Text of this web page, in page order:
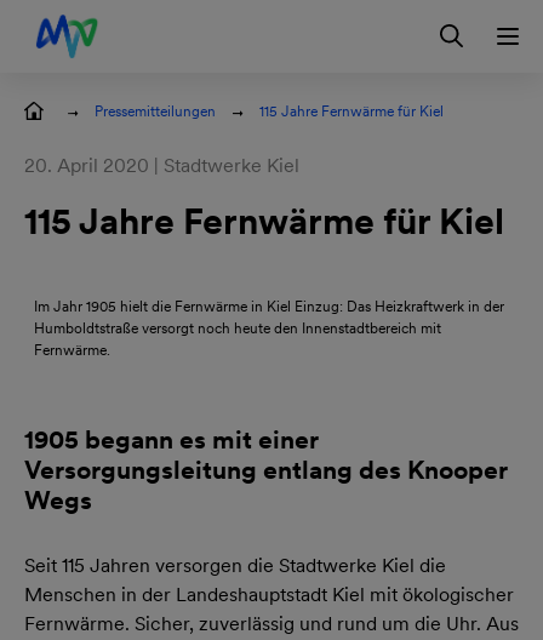
Zur Hauptnavigation springen
Zum Hauptinhalt springen
Zur Footernavigation springen
Kontakt EN Login
Pressemitteilungen 115 Jahre Fernwärme für Kiel
20. April 2020 | Stadtwerke Kiel
115 Jahre Fernwärme für Kiel
Im Jahr 1905 hielt die Fernwärme in Kiel Einzug: Das Heizkraftwerk in der
Humboldtstraße versorgt noch heute den Innenstadtbereich mit
Fernwärme.
1905 begann es mit einer
Versorgungsleitung entlang des Knooper
Wegs
Seit 115 Jahren versorgen die Stadtwerke Kiel die
Menschen in der Landeshauptstadt Kiel mit ökologischer
Fernwärme. Sicher, zuverlässig und rund um die Uhr. Aus